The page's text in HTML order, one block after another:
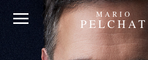
MARIO
PELCHAT